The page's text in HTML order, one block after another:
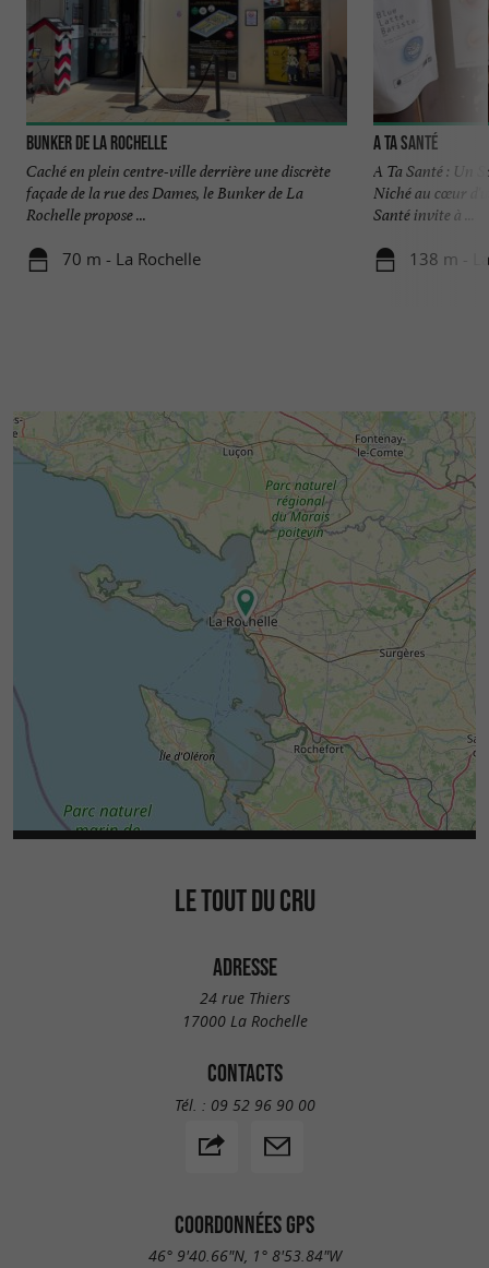
Bunker de La Rochelle
Caché en plein centre-ville derrière une discrète
façade de la rue des Dames, le Bunker de La
Rochelle propose ...
70 m - La Rochelle
A ta Santé
A Ta Santé : Un
Niché au cœur
Santé invite à ...
138 m -
LE TOUT DU CRU
ADRESSE
24 rue Thiers
17000 La Rochelle
CONTACTS
Tél. : 09 52 96 90 00
COORDONNÉES GPS
46° 9'40.66"N, 1° 8'53.84"W